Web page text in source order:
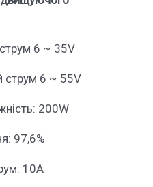
струм 6 ~ 35V
струм 6 ~ 55V
200W
97,6%
10A